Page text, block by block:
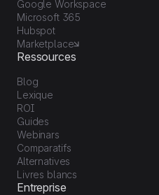
Google Workspace
Microsoft 365
Hubspot
Marketplace
Ressources
Blog
Lexique
ROI
Guides
Webinars
Comparatifs
Alternatives
Livres blancs
Entreprise